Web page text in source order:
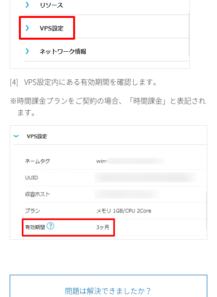
[4]
VPS設定内にある有効期間を確認します。
※時間課金プランをご契約の場合、「時間課金」と表記され
ます。
問題は解決できましたか？